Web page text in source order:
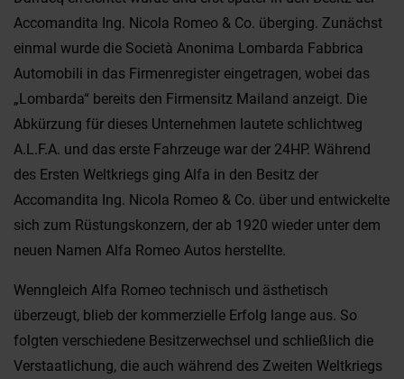
Accomandita Ing. Nicola Romeo & Co. überging. Zunächst
einmal wurde die Società Anonima Lombarda Fabbrica
Automobili in das Firmenregister eingetragen, wobei das
„Lombarda“ bereits den Firmensitz Mailand anzeigt. Die
Abkürzung für dieses Unternehmen lautete schlichtweg
A.L.F.A. und das erste Fahrzeuge war der 24HP. Während
des Ersten Weltkriegs ging Alfa in den Besitz der
Accomandita Ing. Nicola Romeo & Co. über und entwickelte
sich zum Rüstungskonzern, der ab 1920 wieder unter dem
neuen Namen Alfa Romeo Autos herstellte.
Wenngleich Alfa Romeo technisch und ästhetisch
überzeugt, blieb der kommerzielle Erfolg lange aus. So
folgten verschiedene Besitzerwechsel und schließlich die
Verstaatlichung, die auch während des Zweiten Weltkriegs